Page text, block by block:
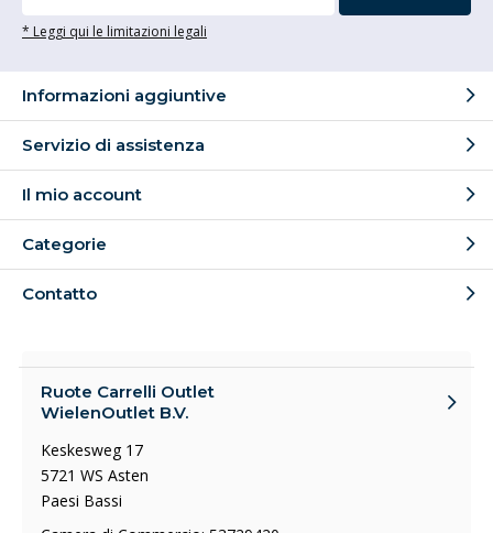
* Leggi qui le limitazioni legali
Informazioni aggiuntive
Servizio di assistenza
Il mio account
Categorie
Contatto
Ruote Carrelli Outlet
WielenOutlet B.V.
Keskesweg 17
5721 WS Asten
Paesi Bassi